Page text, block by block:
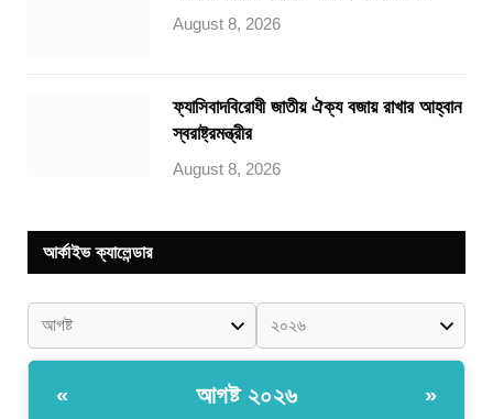
August 8, 2026
ফ্যাসিবাদবিরোধী জাতীয় ঐক্য বজায় রাখার আহ্বান
স্বরাষ্ট্রমন্ত্রীর
August 8, 2026
আর্কাইভ ক্যালেন্ডার
« আগষ্ট ২০২৬ »